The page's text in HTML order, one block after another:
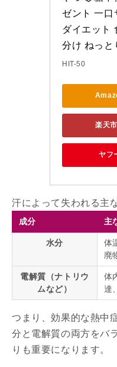
ゼント 一口
ダイエット
分け ねっと
HIT-50
楽天
ヤフ
汗によって失われる主
成分 主
水分
体
廃
電解質（ナトリウ
ムなど）
体
達
つまり、効果的な熱中
分と電解質の両方をバ
りも重要になります。